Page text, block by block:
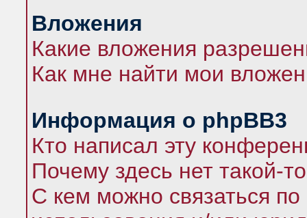
Вложения
Какие вложения
Как мне найти мои
Информация о phpBB3
Кто написал эту
Почему здесь нет такой-
С кем можно связаться по